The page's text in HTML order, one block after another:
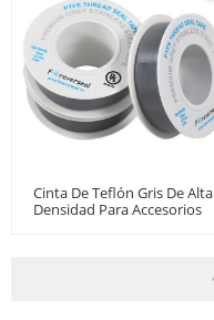
Cinta De Teflón Gris De Alta
Densidad Para Accesorios